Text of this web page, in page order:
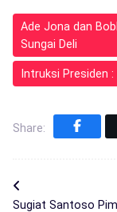
Ade Jona dan
Sungai Deli
Intruksi Presiden :
Share:
Sugiat Santoso